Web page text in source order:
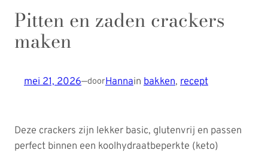
Pitten en zaden crackers
maken
mei 21, 2026—doorHannain bakken, recept
Deze crackers zijn lekker basic, glutenvrij en passen
perfect binnen een koolhydraatbeperkte (keto)